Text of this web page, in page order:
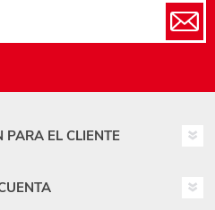
PARA EL CLIENTE